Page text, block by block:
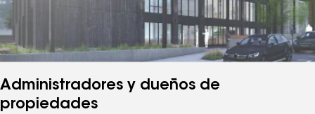
Administradores y dueños de
propiedades